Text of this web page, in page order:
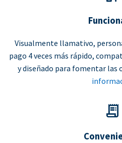
Visualmente llamativo,
pago 4 veces más rápido,
y diseñado para fomentar las